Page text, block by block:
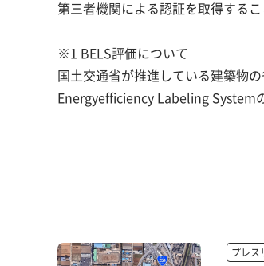
第三者機関による認証を取得する
※1 BELS評価について
国土交通省が推進している建築物
Energyefficiency Labeling System
プレス